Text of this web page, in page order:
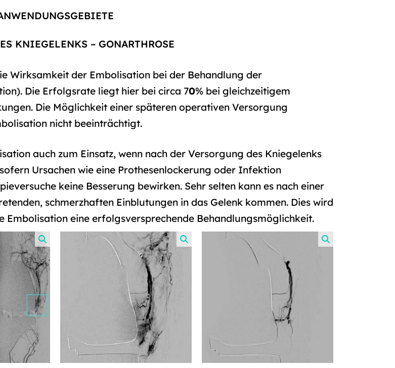
KNIEGELENKS – GONARTHROSE
Wirksamkeit der Embolisation bei der Behandlung der
Die Erfolgsrate liegt hier bei circa 70% bei gleichzeitigem
Die Möglichkeit einer späteren operativen Versorgung
nicht beeinträchtigt.
auch zum Einsatz, wenn nach der Versorgung des Kniegelenks
Ursachen wie eine Prothesenlockerung oder Infektion
keine Besserung bewirken. Sehr selten kann es nach einer
schmerzhaften Einblutungen in das Gelenk kommen. Dies wird
Embolisation eine erfolgsversprechende Behandlungsmöglichkeit.